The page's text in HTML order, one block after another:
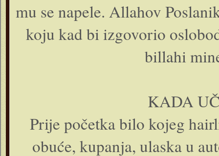
mu se napele. Allahov
koju kad bi izgovorio
billahi
KADA
Prije početka bilo kojeg
obuće, kupanja, ulaska u